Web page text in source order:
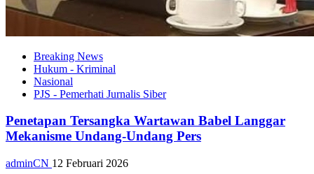
Breaking News
Hukum - Kriminal
Nasional
PJS - Pemerhati Jurnalis Siber
Penetapan Tersangka Wartawan Babel Langgar
Mekanisme Undang-Undang Pers
adminCN 12 Februari 2026